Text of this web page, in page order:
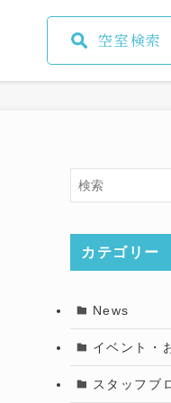
空室検索
カテゴリー
News
イベント・
スタッフブ